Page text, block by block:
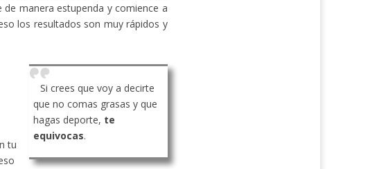
manera estupenda y comience a
los resultados son muy rápidos y
Si crees que voy a decirte
que no comas grasas y que
hagas deporte, te
equivocas.
tu